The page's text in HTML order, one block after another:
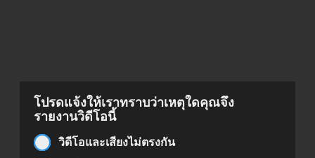
โปรดแจ้งให้เราทราบว่าเหตุใดคุณจึง
รายงานวิดีโอนี้
วิดีโอและเสียงไม่ตรงกัน